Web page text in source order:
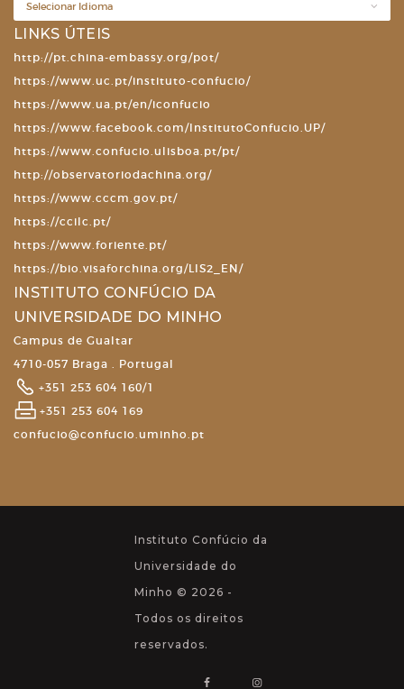
LINKS ÚTEIS
http://pt.china-embassy.org/pot/
https://www.uc.pt/instituto-confucio/
https://www.ua.pt/en/iconfucio
https://www.facebook.com/InstitutoConfucio.UP/
https://www.confucio.ulisboa.pt/pt/
http://observatoriodachina.org/
https://www.cccm.gov.pt/
https://ccilc.pt/
https://www.foriente.pt/
https://bio.visaforchina.org/LIS2_EN/
INSTITUTO CONFÚCIO DA
UNIVERSIDADE DO MINHO
Campus de Gualtar
4710-057 Braga . Portugal
+351 253 604 160/1
+351 253 604 169
confucio@confucio.uminho.pt
Instituto Confúcio da
Universidade do
Minho © 2026 -
Todos os direitos
reservados.